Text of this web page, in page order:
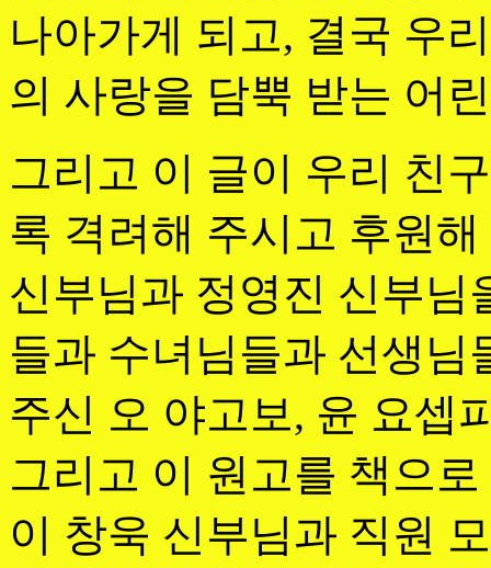
나아가게 되고, 결국 우
의 사랑을 담뿍 받는 어
그리고 이 글이 우리 친
록 격려해 주시고 후원
신부님과 정영진 신부님
들과 수녀님들과 선생님
주신 오 야고보, 윤 요셉
그리고 이 원고를 책으
이 창욱 신부님과 직원